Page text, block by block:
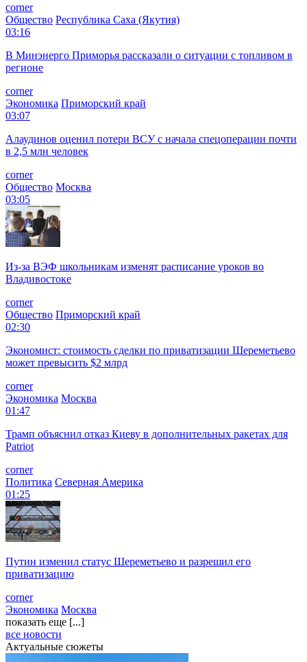
corner
Общество Республика Саха (Якутия)
03:16
В Минэнерго Приморья рассказали о ситуации с топливом в
регионе
corner
Экономика Приморский край
03:07
Алаудинов оценил потери ВСУ с начала спецоперации почти
в 2,5 млн человек
corner
Общество Москва
03:05
Из-за ВЭФ школьникам изменят расписание уроков во
Владивостоке
corner
Общество Приморский край
02:30
Экономист: стоимость сделки по приватизации Шереметьево
может превысить $2 млрд
corner
Экономика Москва
01:47
Трамп объяснил отказ Киеву в дополнительных ракетах для
Patriot
corner
Политика Северная Америка
01:25
Путин изменил статус Шереметьево и разрешил его
приватизацию
corner
Экономика Москва
показать еще [...]
все новости
Актуальные сюжеты